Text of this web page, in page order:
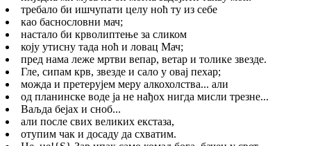
требало би ишчупати целу ноћ ту из себе
као баснословни мач;
настало би крволиптење за сликом
коју утисну тада ноћ и ловац Мач;
пред нама леже мртви вепар, ветар и толике звезде.
Гле, сипам крв, звезде и сало у овај пехар;
можда и претерујем меру алкохолства... али
од планинске воде ја не нађох нигда мисли трезне...
Ваљда бејах и сноб...
али после свих великих екстаза,
отупим чак и досаду да схватим.